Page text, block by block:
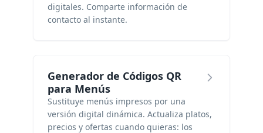
digitales. Comparte información de
contacto al instante.
Generador de Códigos QR
para Menús
Sustituye menús impresos por una
versión digital dinámica. Actualiza platos,
precios y ofertas cuando quieras: los